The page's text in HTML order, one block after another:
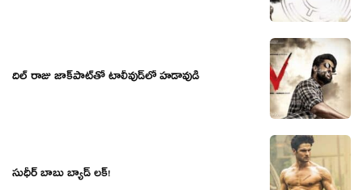
దిల్‍ రాజు జాక్‍పాట్‍తో టాలీవుడ్‍లో హడావుడి
సుధీర్‍ బాబు బ్యాడ్‍ లక్‍!